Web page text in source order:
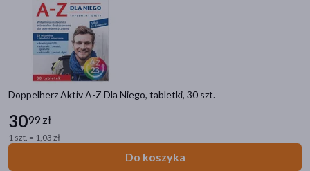
Doppelherz Aktiv A-Z Dla Niego, tabletki, 30 szt.
3099 zł
1 szt. = 1,03 zł
Do koszyka
Kamica nerkowa
Nietrzymanie moczu
Filtry
Dostępny(64)
Wysyłka 0 zł
Zestaw(3)